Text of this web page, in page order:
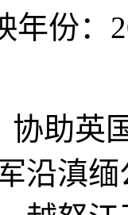
年份：
助英
沿滇